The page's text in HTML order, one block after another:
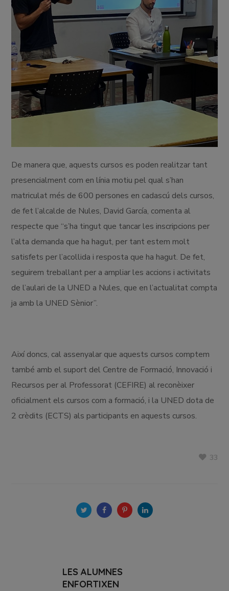
De manera que, aquests cursos es poden realitzar tant
presencialment com en línia motiu pel qual s’han
matriculat més de 600 persones en cadascú dels cursos,
de fet l’alcalde de Nules, David García, comenta al
respecte que “s’ha tingut que tancar les inscripcions per
l’alta demanda que ha hagut, per tant estem molt
satisfets per l’acollida i resposta que ha hagut. De fet,
seguirem treballant per a ampliar les accions i activitats
de l’aulari de la UNED a Nules, que en l’actualitat compta
ja amb la UNED Sènior”.
Així doncs, cal assenyalar que aquests cursos comptem
també amb el suport del Centre de Formació, Innovació i
Recursos per al Professorat (CEFIRE) al reconèixer
oficialment els cursos com a formació, i la UNED dota de
2 crèdits (ECTS) als participants en aquests cursos.
33
LES ALUMNES
ENFORTIXEN